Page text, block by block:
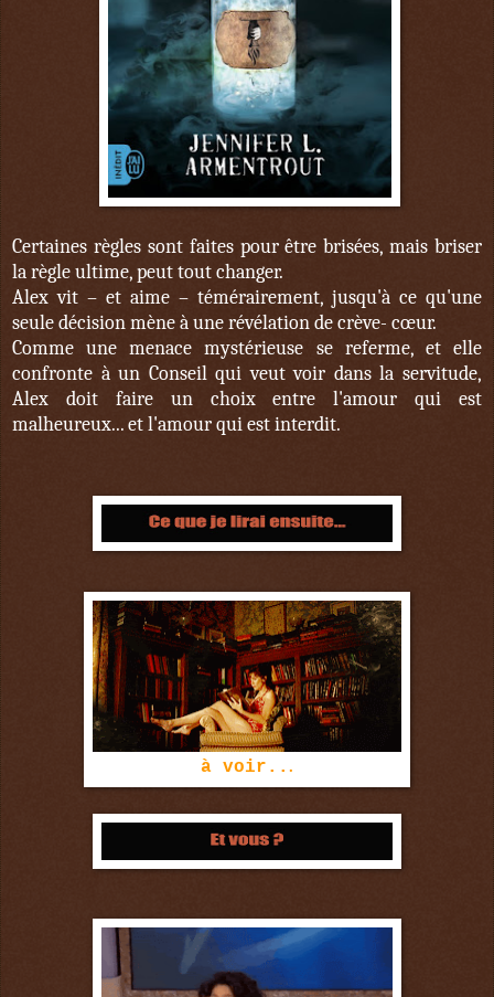
Certaines règles sont faites pour être brisées, mais briser
la règle ultime, peut tout changer.
Alex vit – et aime – témérairement, jusqu'à ce qu'une
seule décision mène à une révélation de crève- cœur.
Comme une menace mystérieuse se referme, et elle
confronte à un Conseil qui veut voir dans la servitude,
Alex doit faire un choix entre l'amour qui est
malheureux... et l'amour qui est interdit.
à voir.. .